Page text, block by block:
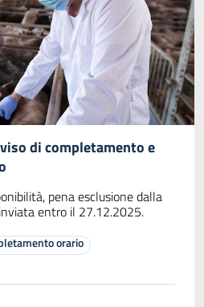
di completamento e
pena esclusione dalla
entro il 27.12.2025.
orario